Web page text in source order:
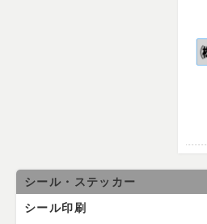
シール・ステッカー
シール印刷